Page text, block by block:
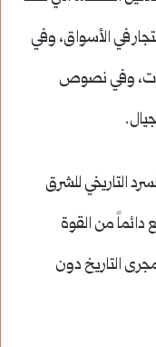
في الأسواق، وفي
وفي نصوص
التاريخي للشرق
دائماً من القوة
التاريخ دون